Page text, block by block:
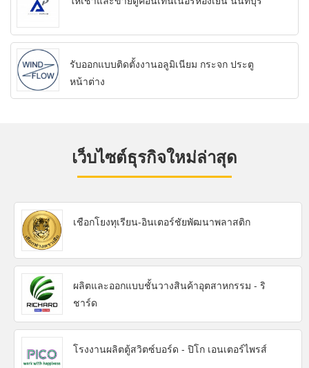
รับออกแบบติดตั้งงานอลูมิเนียม กระจก ประตู
หน้าต่าง
เว็บไซต์ธุรกิจใหม่ล่าสุด
เชือกโยงทุเรียน-อินเตอร์ชัยพัฒนาพลาสติก
ผลิตและออกแบบชั้นวางสินค้าอุตสาหกรรม - ริ
ชาร์ด
โรงงานผลิตตู้สวิตซ์บอร์ด - ปิโก เอนเตอร์ไพรส์